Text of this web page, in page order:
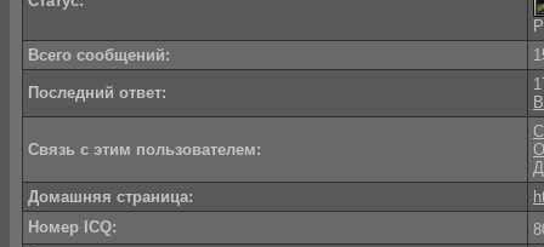
Всего сообщений:
Последний ответ:
Связь с этим пользователем:
Домашняя страница:
Номер ICQ: